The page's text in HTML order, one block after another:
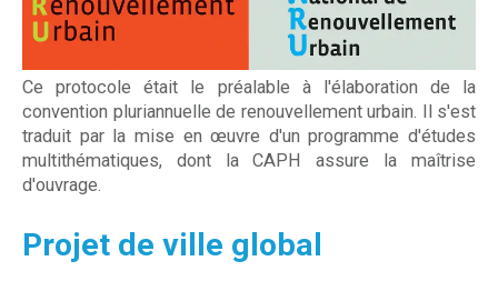
Ce protocole était le préalable à l'élaboration de la
convention pluriannuelle de renouvellement urbain. Il s'est
traduit par la mise en œuvre d'un programme d'études
multithématiques, dont la CAPH assure la maîtrise
d'ouvrage.
Projet de ville global